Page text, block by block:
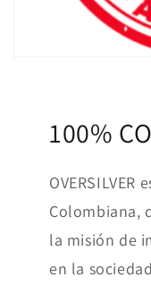
100%
OVERSILVER
Colombiana,
la misión de
en la